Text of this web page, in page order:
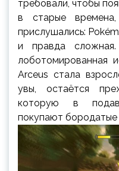
требовали, чтобы
в старые
прислушались:
и правда
лоботомированная
Arceus стала
увы, остаётся
которую в
покупают